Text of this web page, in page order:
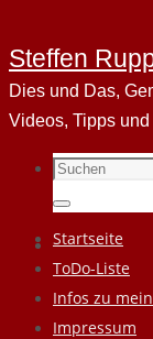
Steffen
Dies und Das,
Videos, Tipps
Suchen
nach:
Suchen
Zum
Inhalt
springen
Startseite
ToDo-Liste
Infos zu
Impressum